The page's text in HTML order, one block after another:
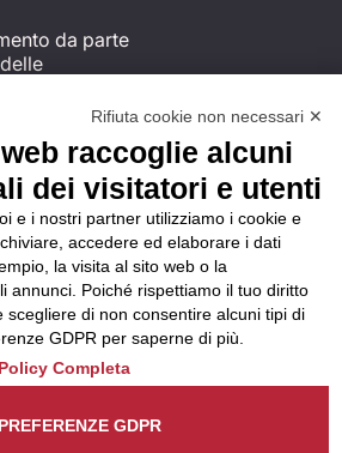
da parte
di Condotta, è
un
di
utilizzando
seguente
reclami/ .
Rifiuta cookie non necessari ✕
raccoglie alcuni
dei visitatori e utenti
e i nostri partner utilizziamo i cookie e
accedere ed elaborare i dati
la visita al sito web o la
annunci. Poiché rispettiamo il tuo diritto
scegliere di non consentire alcuni tipi di
GDPR per saperne di più.
Completa
PREFERENZE GDPR